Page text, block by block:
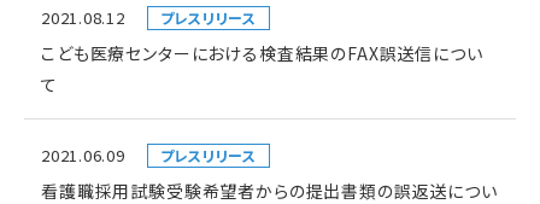
2021.08.12 プレスリリース
こども医療センターにおける検査結果のFAX誤送信につい
て
2021.06.09 プレスリリース
看護職採用試験受験希望者からの提出書類の誤返送につい